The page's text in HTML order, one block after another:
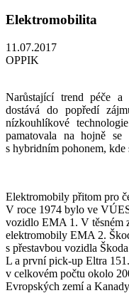
Elektromobilita
11.07.2017
OPPIK
Narůstající trend péče a
dostává do popředí
nízkouhlíkové
pamatovala na hojně se
s hybridním pohonem, kde
Elektromobily přitom pro
V roce 1974 bylo ve
vozidlo EMA 1. V těsném
elektromobily EMA 2.
s přestavbou vozidla
L a první pick-up Eltra
v celkovém počtu okolo
Evropských zemí a